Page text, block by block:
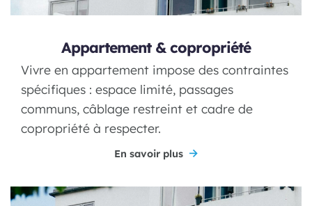
Appartement & copropriété
Vivre en appartement impose des contraintes
spécifiques : espace limité, passages
communs, câblage restreint et cadre de
copropriété à respecter.
En savoir plus